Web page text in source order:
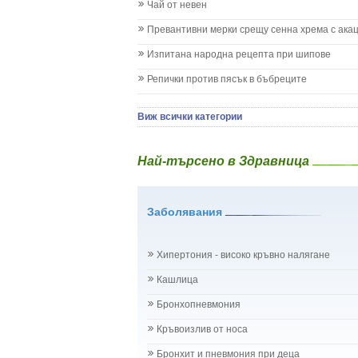
Кашлица при бебето и детето
Колики
Менингит
Млечница
Нощно напикаване - енуреза
Плач
Проблеми с очите на бебето и детето
Рубеола
Температура - висока
Хрема при бебето и детето
Бъбреци
Бъбречна поликистоза
Чай от невен
Превантивни мерки срещу сенна хрема с
Изпитана народна рецепта при шипове
Репички против пясък в бъбреците
Виж всички категории
Най-търсено в Здравница
Заболявания
Хипертония - високо кръвно налягане
Кашлица
Бронхопневмония
Кръвоизлив от носа
Бронхит и пневмония при деца